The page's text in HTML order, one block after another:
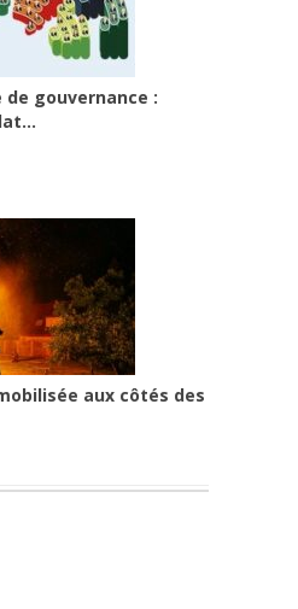
de gouvernance :
aux côtés des